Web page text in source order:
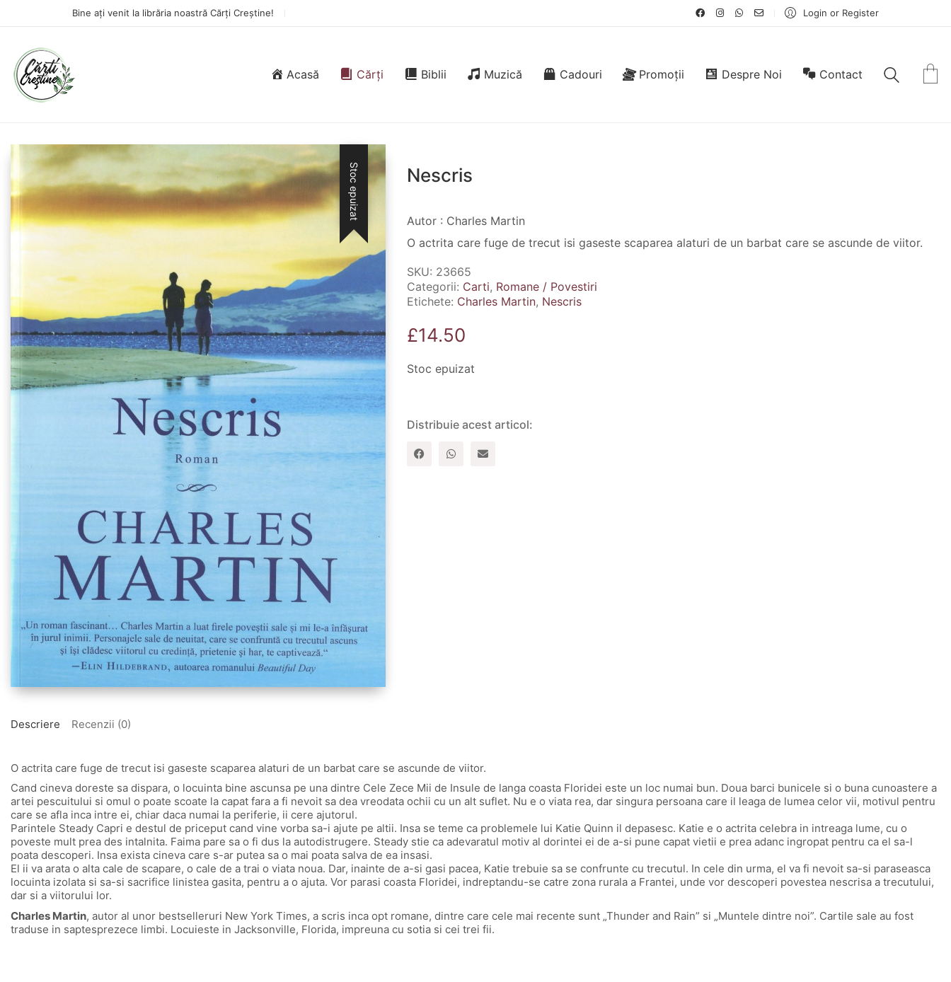
Bine ați venit la librăria noastră Cărți Creștine! Login or Register
Acasă Cărți Biblii Muzică Cadouri Promoții Despre Noi Contact
Stoc epuizat Nescris
Autor : Charles Martin
O actrita care fuge de trecut isi gaseste scaparea alaturi de un barbat care se ascunde de viitor.
SKU: 23665
Categorii: Carti, Romane / Povestiri
Etichete: Charles Martin, Nescris
£14.50
Stoc epuizat
Distribuie acest articol:
Descriere Recenzii (0)
O actrita care fuge de trecut isi gaseste scaparea alaturi de un barbat care se ascunde de viitor.
Cand cineva doreste sa dispara, o locuinta bine ascunsa pe una dintre Cele Zece Mii de Insule de langa coasta Floridei este un loc numai bun. Doua barci bunicele si o buna cunoastere a
artei pescuitului si omul o poate scoate la capat fara a fi nevoit sa dea vreodata ochii cu un alt suflet. Nu e o viata rea, dar singura persoana care il leaga de lumea celor vii, motivul pentru
care se afla inca intre ei, chiar daca numai la periferie, ii cere ajutorul.
Parintele Steady Capri e destul de priceput cand vine vorba sa-i ajute pe altii. Insa se teme ca problemele lui Katie Quinn il depasesc. Katie e o actrita celebra in intreaga lume, cu o
poveste mult prea des intalnita. Faima pare sa o fi dus la autodistrugere. Steady stie ca adevaratul motiv al dorintei ei de a-si pune capat vietii e prea adanc ingropat pentru ca el sa-l
poata descoperi. Insa exista cineva care s-ar putea sa o mai poata salva de ea insasi.
El ii va arata o alta cale de scapare, o cale de a trai o viata noua. Dar, inainte de a-si gasi pacea, Katie trebuie sa se confrunte cu trecutul. In cele din urma, el va fi nevoit sa-si paraseasca
locuinta izolata si sa-si sacrifice linistea gasita, pentru a o ajuta. Vor parasi coasta Floridei, indreptandu-se catre zona rurala a Frantei, unde vor descoperi povestea nescrisa a trecutului,
dar si a viitorului lor.
Charles Martin, autor al unor bestselleruri New York Times, a scris inca opt romane, dintre care cele mai recente sunt „Thunder and Rain” si „Muntele dintre noi”. Cartile sale au fost
traduse in saptesprezece limbi. Locuieste in Jacksonville, Florida, impreuna cu sotia si cei trei fii.